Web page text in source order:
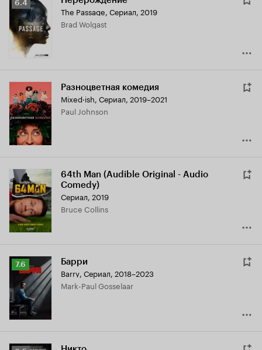
Рейтинг
Кинопоиска
6.4
6.4
The Passage, Сериал, 2019
Brad Wolgast
Разноцветная комедия
Mixed·ish, Сериал, 2019–2021
Paul Johnson
64th Man (Audible Original - Audio
Comedy)
Сериал, 2019
Bruce Collins
Рейтинг
Кинопоиска
7.6
7.6 Барри
Barry, Сериал, 2018–2023
Mark-Paul Gosselaar